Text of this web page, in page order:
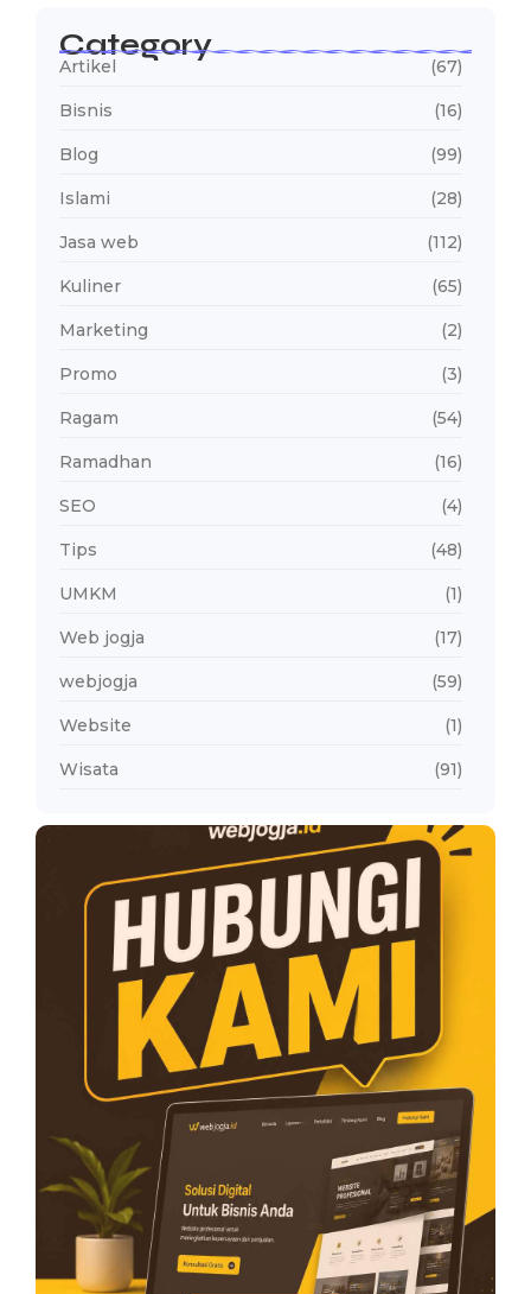
Category
Artikel (67)
Bisnis (16)
Blog (99)
Islami (28)
Jasa web (112)
Kuliner (65)
Marketing (2)
Promo (3)
Ragam (54)
Ramadhan (16)
SEO (4)
Tips (48)
UMKM (1)
Web jogja (17)
webjogja (59)
Website (1)
Wisata (91)